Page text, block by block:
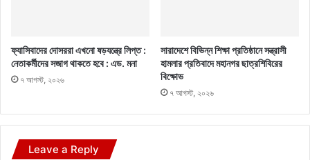
ফ্যাসিবাদের দোসররা এখনো ষড়যন্ত্রে লিপ্ত :
নেতাকর্মীদের সজাগ থাকতে হবে : এড. মনা
৭ আগস্ট, ২০২৬
সারাদেশে বিভিন্ন শিক্ষা প্রতিষ্ঠানে সন্ত্রাসী
হামলার প্রতিবাদে মহানগর ছাত্রশিবিরের
বিক্ষোভ
৭ আগস্ট, ২০২৬
Leave a Reply